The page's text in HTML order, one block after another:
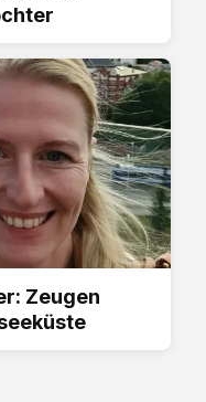
Zeugen